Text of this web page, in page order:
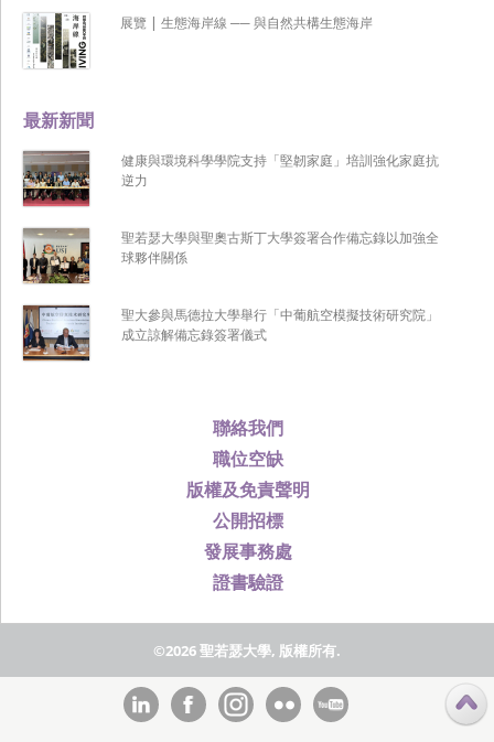
聯絡我們
職位空缺
版權及免責聲明
公開招標
發展事務處
證書驗證
最新新聞
健康與環境科學學院支持「堅韌家庭」培訓強化家庭抗
逆力
聖若瑟大學與聖奧古斯丁大學簽署合作備忘錄以加強全
球夥伴關係
聖大參與馬德拉大學舉行「中葡航空模擬技術研究院」
成立諒解備忘錄簽署儀式
展覽 | 生態海岸線 ── 與自然共構生態海岸
©2026 聖若瑟大學, 版權所有.